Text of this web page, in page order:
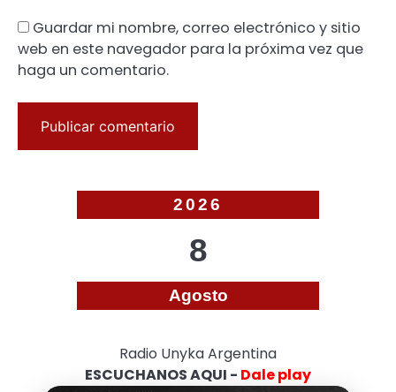
Guardar mi nombre, correo electrónico y sitio
web en este navegador para la próxima vez que
haga un comentario.
2026
8
Agosto
Radio Unyka Argentina
ESCUCHANOS AQUI - Dale play